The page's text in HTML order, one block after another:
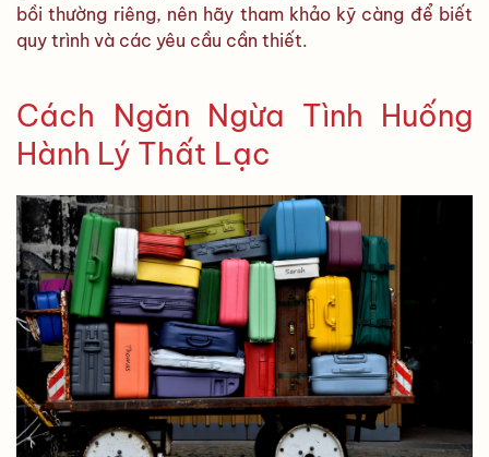
bồi thường riêng, nên hãy tham khảo kỹ càng để biết
quy trình và các yêu cầu cần thiết.
Cách Ngăn Ngừa Tình Huống
Hành Lý Thất Lạc